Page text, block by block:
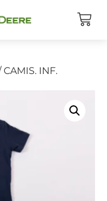
CAMIS. INF.